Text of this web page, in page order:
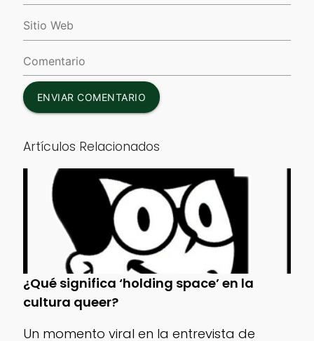
ENVIAR COMENTARIO
Artículos Relacionados
¿Qué significa ‘holding space’ en la
cultura queer?
Un momento viral en la entrevista de